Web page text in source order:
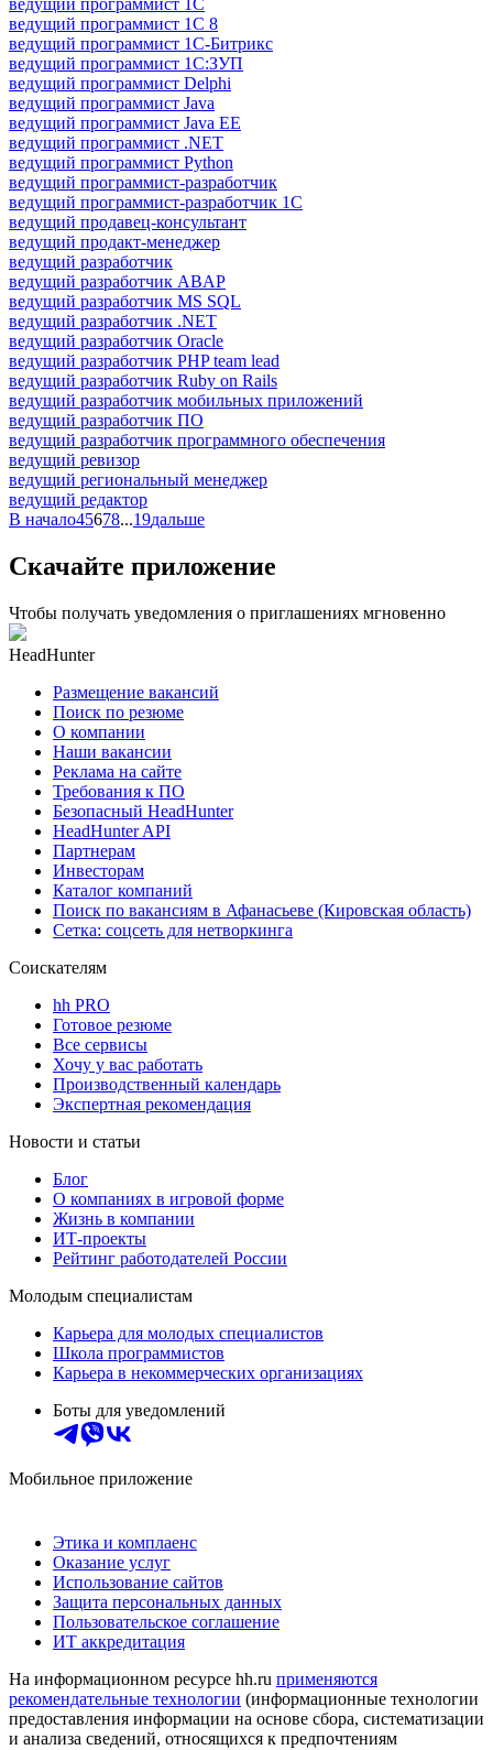
ведущий программист 1С 8
ведущий программист 1С-Битрикс
ведущий программист 1С:ЗУП
ведущий программист Delphi
ведущий программист Java
ведущий программист Java EE
ведущий программист .NET
ведущий программист Python
ведущий программист-разработчик
ведущий программист-разработчик 1С
ведущий продавец-консультант
ведущий продакт-менеджер
ведущий разработчик
ведущий разработчик ABAP
ведущий разработчик MS SQL
ведущий разработчик .NET
ведущий разработчик Oracle
ведущий разработчик PHP team lead
ведущий разработчик Ruby on Rails
ведущий разработчик мобильных приложений
ведущий разработчик ПО
ведущий разработчик программного обеспечения
ведущий ревизор
ведущий региональный менеджер
ведущий редактор
В начало45678...19дальше
Скачайте приложение
Чтобы получать уведомления о приглашениях мгновенно
HeadHunter
Размещение вакансий
Поиск по резюме
О компании
Наши вакансии
Реклама на сайте
Требования к ПО
Безопасный HeadHunter
HeadHunter API
Партнерам
Инвесторам
Каталог компаний
Поиск по вакансиям в Афанасьеве (Кировская область)
Сетка: соцсеть для нетворкинга
Соискателям
hh PRO
Готовое резюме
Все сервисы
Хочу у вас работать
Производственный календарь
Экспертная рекомендация
Новости и статьи
Блог
О компаниях в игровой форме
Жизнь в компании
ИТ-проекты
Рейтинг работодателей России
Молодым специалистам
Карьера для молодых специалистов
Школа программистов
Карьера в некоммерческих организациях
Боты для уведомлений
Мобильное приложение
Этика и комплаенс
Оказание услуг
Использование сайтов
Защита персональных данных
Пользовательское соглашение
ИТ аккредитация
На информационном ресурсе hh.ru применяются
рекомендательные технологии (информационные технологии
предоставления информации на основе сбора, систематизации
и анализа сведений, относящихся к предпочтениям